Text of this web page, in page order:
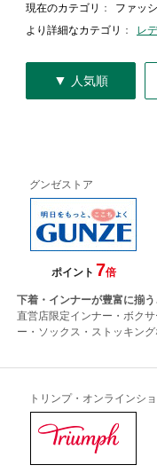
現在のカテゴリ ：
ファッ
より詳細なカテゴリ ： レ
▼ 人気順
グンゼストア
ポイント 7倍
下着・インナーが豊富に揃
直営店限定インナー・ボク
ー・ソックス・ストッキン
トリンプ・オンラインシ